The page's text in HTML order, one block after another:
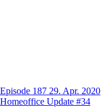
Episode 187 29. Apr. 2020
Homeoffice Update #34